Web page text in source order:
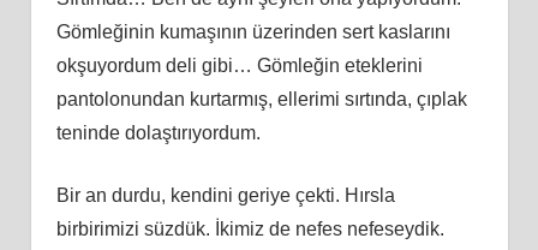
Gömleğinin kumaşının üzerinden sert kaslarını
okşuyordum deli gibi… Gömleğin eteklerini
pantolonundan kurtarmış, ellerimi sırtında, çıplak
teninde dolaştırıyordum.
Bir an durdu, kendini geriye çekti. Hırsla
birbirimizi süzdük. İkimiz de nefes nefeseydik.